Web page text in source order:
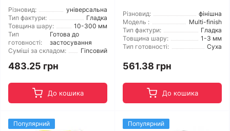
Різновид:
універсальна
Тип фактури:
Гладка
Товщина шару:
10-300 мм
Тип
готовності:
Готова до
застосування
Суміші за складом:
Гіпсовий
483.25 грн
До кошика
Різновид:
фінішна
Модель :
Multi-finish
Тип фактури:
Гладка
Товщина шару:
1-3 мм
Тип готовності:
Суха
561.38 грн
До кошика
Популярний Популярний